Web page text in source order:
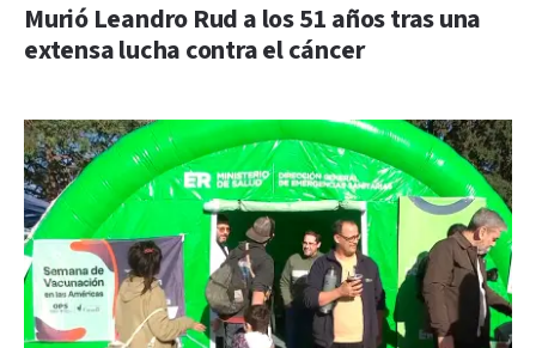
Murió Leandro Rud a los 51 años tras una
extensa lucha contra el cáncer